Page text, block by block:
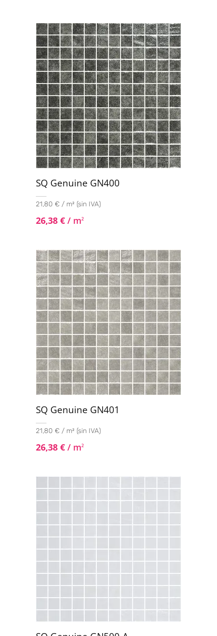
SQ Genuine GN400
21,80 € / m² (sin IVA)
26,38 € / m2
SQ Genuine GN401
21,80 € / m² (sin IVA)
26,38 € / m2